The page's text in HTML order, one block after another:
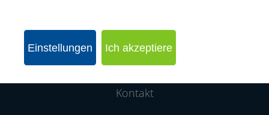
Partnernetzwerk
Über die Firma
Kontakt
Einstellungen Ich akzeptiere